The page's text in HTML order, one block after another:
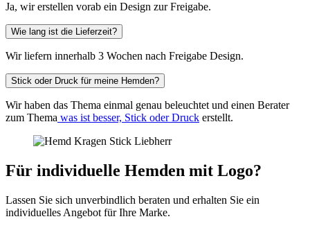
Ja, wir erstellen vorab ein Design zur Freigabe.
Wie lang ist die Lieferzeit?
Wir liefern innerhalb 3 Wochen nach Freigabe Design.
Stick oder Druck für meine Hemden?
Wir haben das Thema einmal genau beleuchtet und einen Berater
zum Thema was ist besser, Stick oder Druck erstellt.
Für individuelle Hemden mit Logo?
Lassen Sie sich unverbindlich beraten und erhalten Sie ein
individuelles Angebot für Ihre Marke.